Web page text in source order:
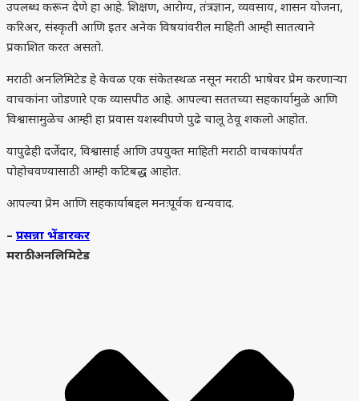
उपलब्ध करून देणे हा आहे. शिक्षण, आरोग्य, तंत्रज्ञान, व्यवसाय, शासन योजना,
करिअर, संस्कृती आणि इतर अनेक विषयांवरील माहिती आम्ही सातत्याने
प्रकाशित करत असतो.
मराठी अनलिमिटेड हे केवळ एक संकेतस्थळ नसून मराठी भाषेवर प्रेम करणाऱ्या
वाचकांना जोडणारे एक व्यासपीठ आहे. आपल्या सततच्या सहकार्यामुळे आणि
विश्वासामुळेच आम्ही हा प्रवास यशस्वीपणे पुढे चालू ठेवू शकलो आहोत.
यापुढेही दर्जेदार, विश्वासार्ह आणि उपयुक्त माहिती मराठी वाचकांपर्यंत
पोहोचवण्यासाठी आम्ही कटिबद्ध आहोत.
आपल्या प्रेम आणि सहकार्याबद्दल मनःपूर्वक धन्यवाद.
– प्रसन्ना भेंडारकर
मराठी अनलिमिटेड